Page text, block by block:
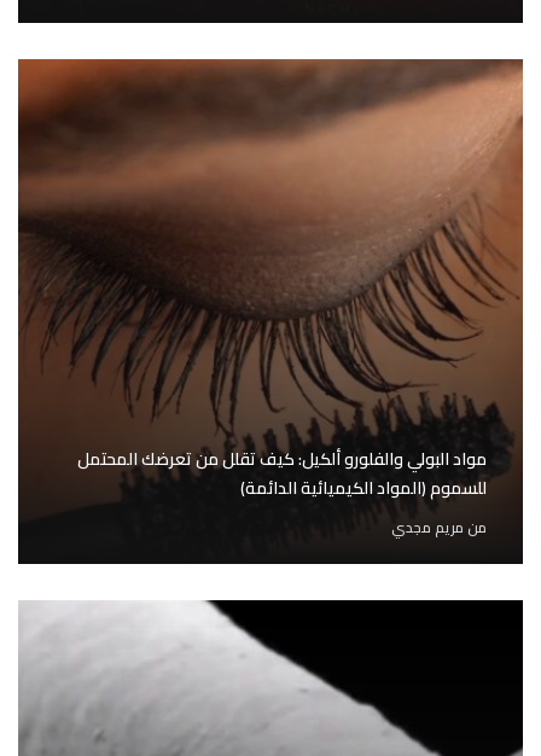
مواد البولي والفلورو ألكيل: كيف تقلل من تعرضك المحتمل
للسموم (المواد الكيميائية الدائمة)
من مريم مجدي